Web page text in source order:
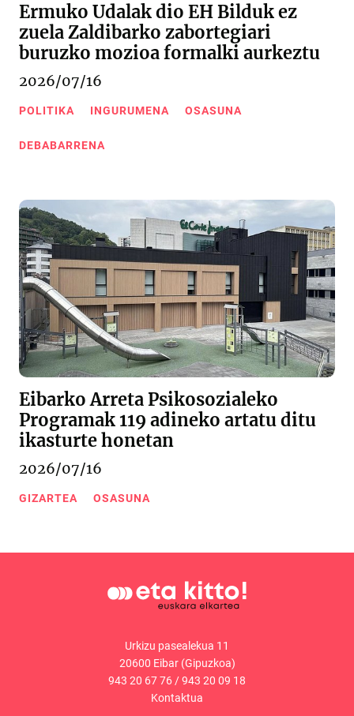
Ermuko Udalak dio EH Bilduk ez
zuela Zaldibarko zabortegiari
buruzko mozioa formalki aurkeztu
2026/07/16
POLITIKA INGURUMENA OSASUNA
DEBABARRENA
Eibarko Arreta Psikosozialeko
Programak 119 adineko artatu ditu
ikasturte honetan
2026/07/16
GIZARTEA OSASUNA
Urkizu pasealekua 11
20600 Eibar (Gipuzkoa)
943 20 67 76 /943 20 09 18
Kontaktua